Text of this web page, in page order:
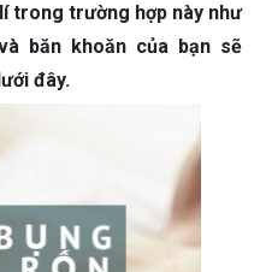
trong trường hợp này như
băn khoăn của bạn sẽ
đây.